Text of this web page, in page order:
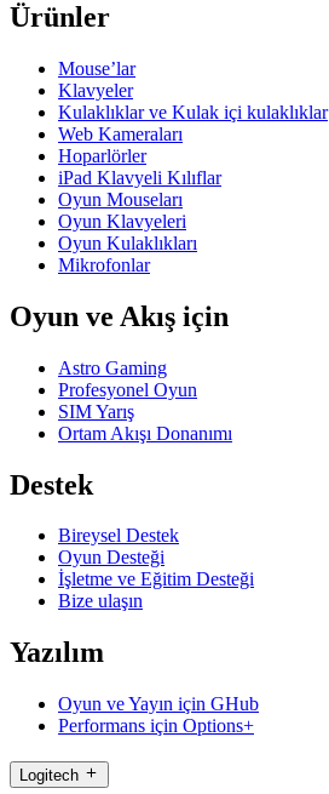
Ürünler
Mouse’lar
Klavyeler
Kulaklıklar ve Kulak içi kulaklıklar
Web Kameraları
Hoparlörler
iPad Klavyeli Kılıflar
Oyun Mouseları
Oyun Klavyeleri
Oyun Kulaklıkları
Mikrofonlar
Oyun ve Akış için
Astro Gaming
Profesyonel Oyun
SIM Yarış
Ortam Akışı Donanımı
Destek
Bireysel Destek
Oyun Desteği
İşletme ve Eğitim Desteği
Bize ulaşın
Yazılım
Oyun ve Yayın için GHub
Performans için Options+
Logitech